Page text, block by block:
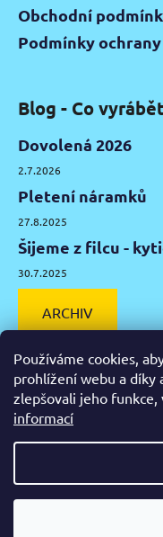
Používáme cookies,
prohlížení webu a díky
zlepšovali jeho
informací
Od čtvrtka 6.8. do úterý
Obchodní
Podmínky
Blog - Co
Dovolená 2026
2.7.2026
Pletení náramků
27.8.2025
Šijeme z filcu -
30.7.2025
ARCHIV
Facebook